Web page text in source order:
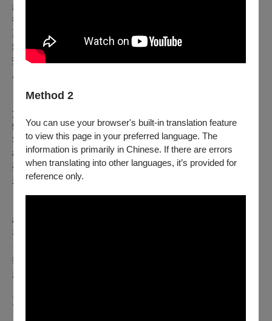
Method 2
You can use your browser's built-in translation feature
to view this page in your preferred language. The
information is primarily in Chinese. If there are errors
when translating into other languages, it’s provided for
reference only.
劇團經理｜李宥萱
行銷宣傳｜黃婠瑈
票務執行｜張心容
舞台監督｜余佳恩
技術統籌｜達樂工作室
指導單位】
文化部（文化部國家語言整體發展方案支持，臺灣客語比例
50％）
客家委員會
桃園市政府客家事務局
臺北市政府客家事務委員會
新北市政府客家事務局
桃園市平鎮區義民里辦公處
平鎮區義民市民活動中心
台灣文創發展股份有限公司
華山1914文化創意產業園區
新北市客家文化園區
更多資訊請關注